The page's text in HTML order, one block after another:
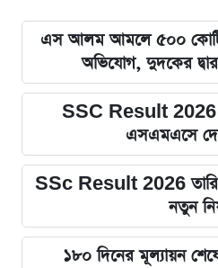
এস আলম আমলে ৫০০ কোটি
অভিযোগ, দুদকের
SSC Result 2026
এসএমএসে
SSc Result 2026 তারিখ
নতুন
১৮০ দিনের মূল্যায়ন শেষে